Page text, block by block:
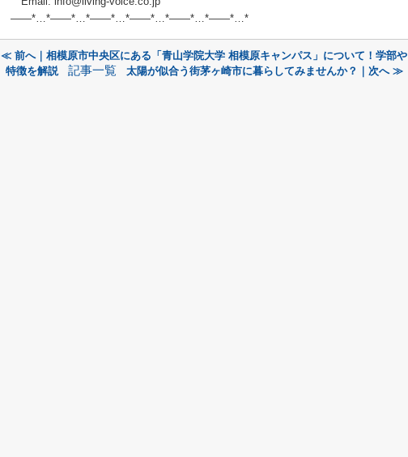
——*…*——*…*——*…*——*…*——*…*——*…*
≪ 前へ｜相模原市中央区にある「青山学院大学 相模原キャンパス」について！学部や
特徴を解説
記事一覧 太陽が似合う街茅ヶ崎市に暮らしてみませんか？｜次へ ≫